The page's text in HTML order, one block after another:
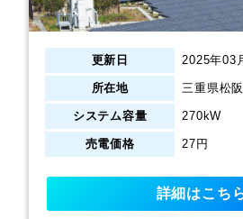
更新日 2025年03
所在地 三重県松
システム容量 270kW
売電価格 27円
詳細はこち